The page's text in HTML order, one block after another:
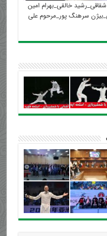
خالقی_بهرام امین
سرهنگ پور_مرحوم علی